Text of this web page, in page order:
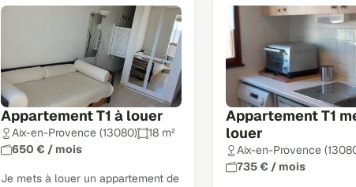
Appartement T1 à louer
Aix-en-Provence (13080)
18 m²
650 € / mois
Je mets à louer un appartement de
Appartement T1
louer
Aix-en-Provence
735 € / mois